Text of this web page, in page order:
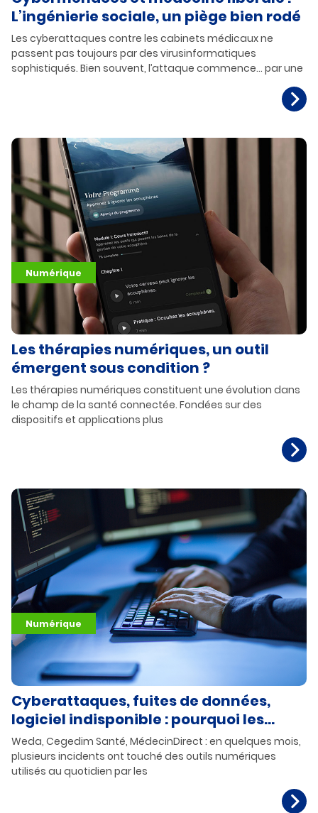
L’ingénierie sociale, un piège bien rodé
Les cyberattaques contre les cabinets médicaux ne
passent pas toujours par des virusinformatiques
sophistiqués. Bien souvent, l’attaque commence… par une
Les thérapies numériques, un outil
émergent sous condition ?
Les thérapies numériques constituent une évolution dans
le champ de la santé connectée. Fondées sur des
dispositifs et applications plus
Numérique
Cyberattaques, fuites de données,
logiciel indisponible : pourquoi les
médecins libéraux ne peuvent plus se
croire à l’abri ?
Weda, Cegedim Santé, MédecinDirect : en quelques mois,
plusieurs incidents ont touché des outils numériques
utilisés au quotidien par les
Numérique